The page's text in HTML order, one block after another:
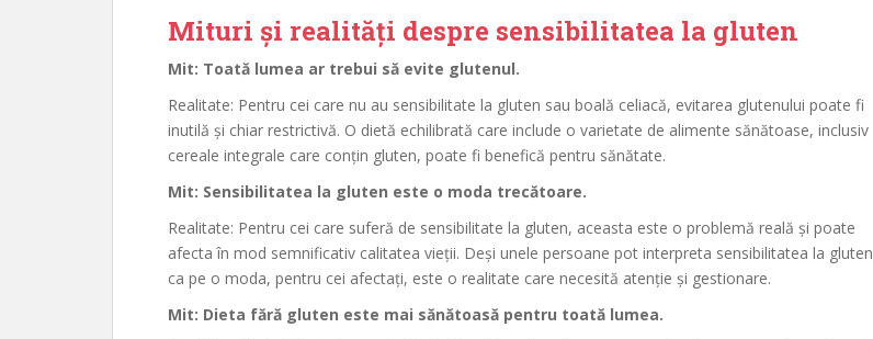
Mituri și realități despre sensibilitatea la gluten
Mit: Toată lumea ar trebui să evite glutenul.
Realitate: Pentru cei care nu au sensibilitate la gluten sau boală celiacă, evitarea glutenului poate fi
inutilă și chiar restrictivă. O dietă echilibrată care include o varietate de alimente sănătoase, inclusiv
cereale integrale care conțin gluten, poate fi benefică pentru sănătate.
Mit: Sensibilitatea la gluten este o moda trecătoare.
Realitate: Pentru cei care suferă de sensibilitate la gluten, aceasta este o problemă reală și poate
afecta în mod semnificativ calitatea vieții. Deși unele persoane pot interpreta sensibilitatea la gluten
ca pe o moda, pentru cei afectați, este o realitate care necesită atenție și gestionare.
Mit: Dieta fără gluten este mai sănătoasă pentru toată lumea.